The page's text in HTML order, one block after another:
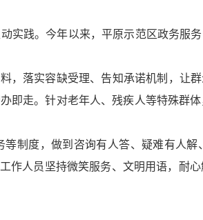
践。今年以来，平原示范区政务服
，落实容缺受理、告知承诺机制，让
即走。针对老年人、残疾人等特殊群
制度，做到咨询有人答、疑难有人
作人员坚持微笑服务、文明用语，耐